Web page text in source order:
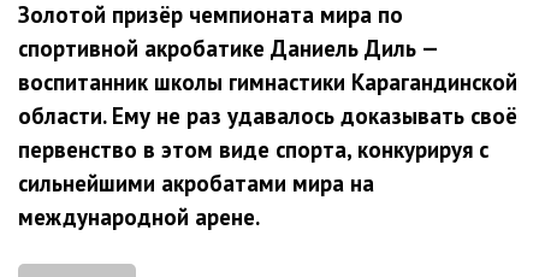
Золотой призёр чемпионата мира по
спортивной акробатике Даниель Диль —
воспитанник школы гимнастики Карагандинской
области. Ему не раз удавалось доказывать своё
первенство в этом виде спорта, конкурируя с
сильнейшими акробатами мира на
международной арене.